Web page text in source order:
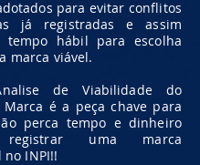
para evitar conflitos
já registradas e assim
tempo hábil para escolha
marca viável.
de Viabilidade do
Marca é a peça chave para
perca tempo e dinheiro
registrar uma marca
INPI!!